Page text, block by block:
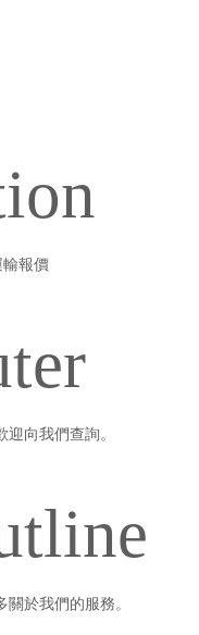
報價
向我們查詢。
於我們的服務。